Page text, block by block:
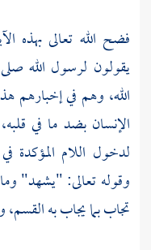
فضح الله تعالى بهذه
يقولون لرسول الله
الله، وهم في إخبارهم
الإنسان بضد ما في
لدخول اللام المؤكدة
وقوله تعالى: "يشهد"
تجاب بما يجاب به